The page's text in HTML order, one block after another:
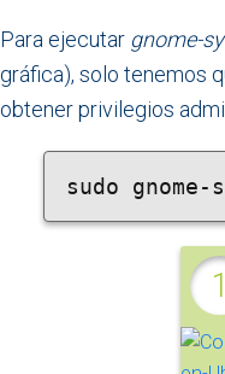
Para ejecutar gnome-
gráfica), solo tenemos
obtener privilegios
sudo